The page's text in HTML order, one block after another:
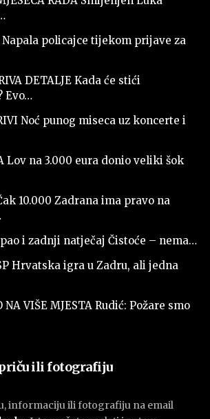
Napala policajce tijekom prijave za
DETALJE Kada će stići
Evo…
Noć punog miseca uz koncerte i
Lov na 3.000 eura donio veliki šok
10.000 Zadrana ima pravo na
i zadnji natječaj Čistoće – nema…
Hrvatska igra u Zadru, ali jedna
NA VIŠE MJESTA Rudić: Požare smo
ili fotografiju
informaciju ili fotografiju na email